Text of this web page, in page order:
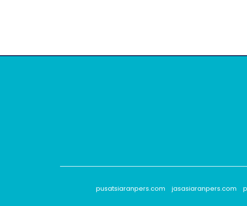
pusatsiaranpers.com
jasasiaranpers.com